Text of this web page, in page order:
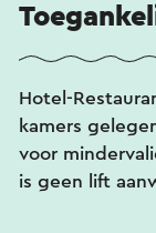
Hotel-
kamers
voor
is geen lift